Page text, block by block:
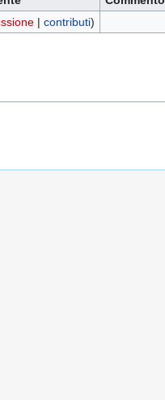
| contributi)